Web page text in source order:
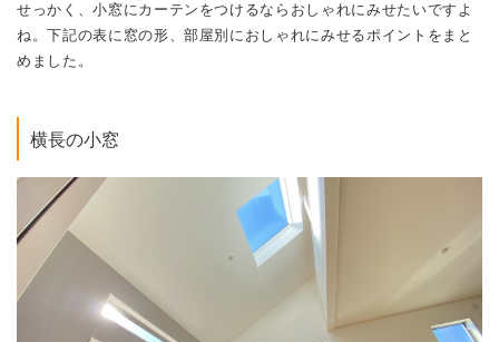
せっかく、小窓にカーテンをつけるならおしゃれにみせたいですよ
ね。下記の表に窓の形、部屋別におしゃれにみせるポイントをまと
めました。
横長の小窓